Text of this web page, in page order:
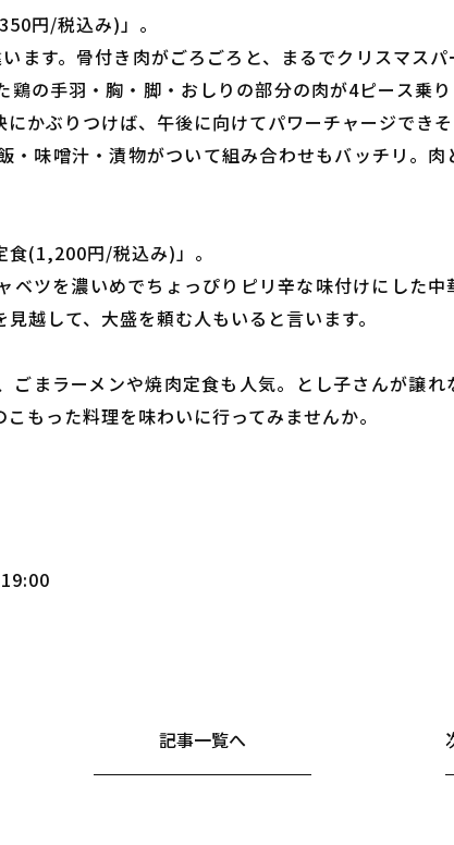
円/税込み)」。
ます。骨付き肉がごろごろと、まるでクリスマス
の手羽・胸・脚・おしりの部分の肉が4ピース乗
かぶりつけば、午後に向けてパワーチャージできそ
・味噌汁・漬物がついて組み合わせもバッチリ。
食(1,200円/税込み)」。
ベツを濃いめでちょっぴりピリ辛な味付けにした
越して、大盛を頼む人もいると言います。
ごまラーメンや焼肉定食も人気。とし子さんが譲
もった料理を味わいに行ってみませんか。
記事一覧へ